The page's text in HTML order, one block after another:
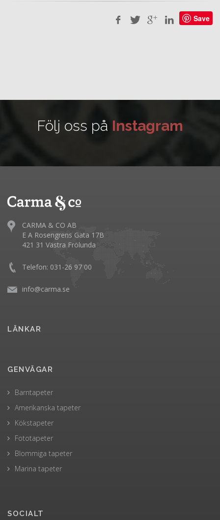
Save
Följ oss på Instagram
CARMA & CO AB
E A Rosengrens Gata 17B
421 31 Västra Frölunda
Telefon: 031-26 97 00
info@carma.se
LÄNKAR
GENVÄGAR
Barntapeter
Amerikanska tapeter
Kökstapeter
Fototapeter
Blommiga tapeter
Marina tapeter
SOCIALT